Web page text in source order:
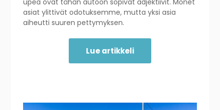
upea ovat tähän autoon sopivat adjektiivit. Monet
asiat ylittivät odotuksemme, mutta yksi asia
aiheutti suuren pettymyksen.
Lue artikkeli